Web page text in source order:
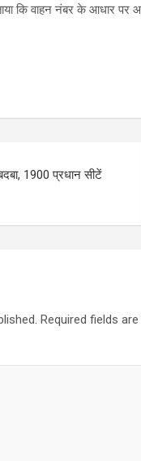
कि वाहन नंबर के आधार पर
1900 प्रधान सीटें
Required fields